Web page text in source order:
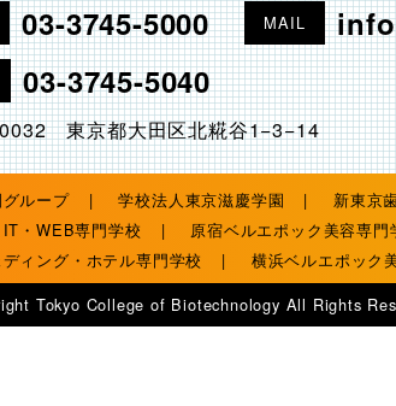
03-3745-5000 MAIL
03-3745-5040
東京都大田区北糀谷1−3−14
ループ 学校法人東京滋慶学園 新東京
・WEB専門学校
原宿ベルエポック美容専門
ィング・ホテル専門学校
横浜ベルエポック
Tokyo College of Biotechnology All Rights